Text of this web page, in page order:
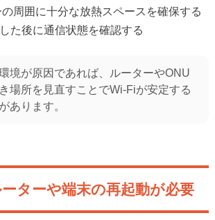
周囲に十分な放熱スペースを確保する
た後に通信状態を確認する
境が原因であれば、ルーターやONU
場所を見直すことでWi-Fiが安定する
あります。
ターや端末の再起動が必要